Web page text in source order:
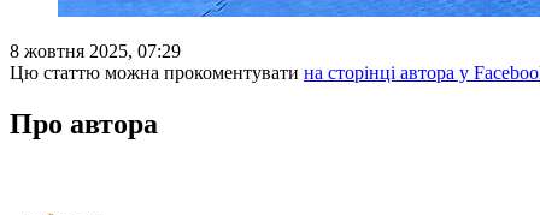
8 жовтня 2025, 07:29
Цю статтю можна прокоментувати на сторінці автора у
Про автора